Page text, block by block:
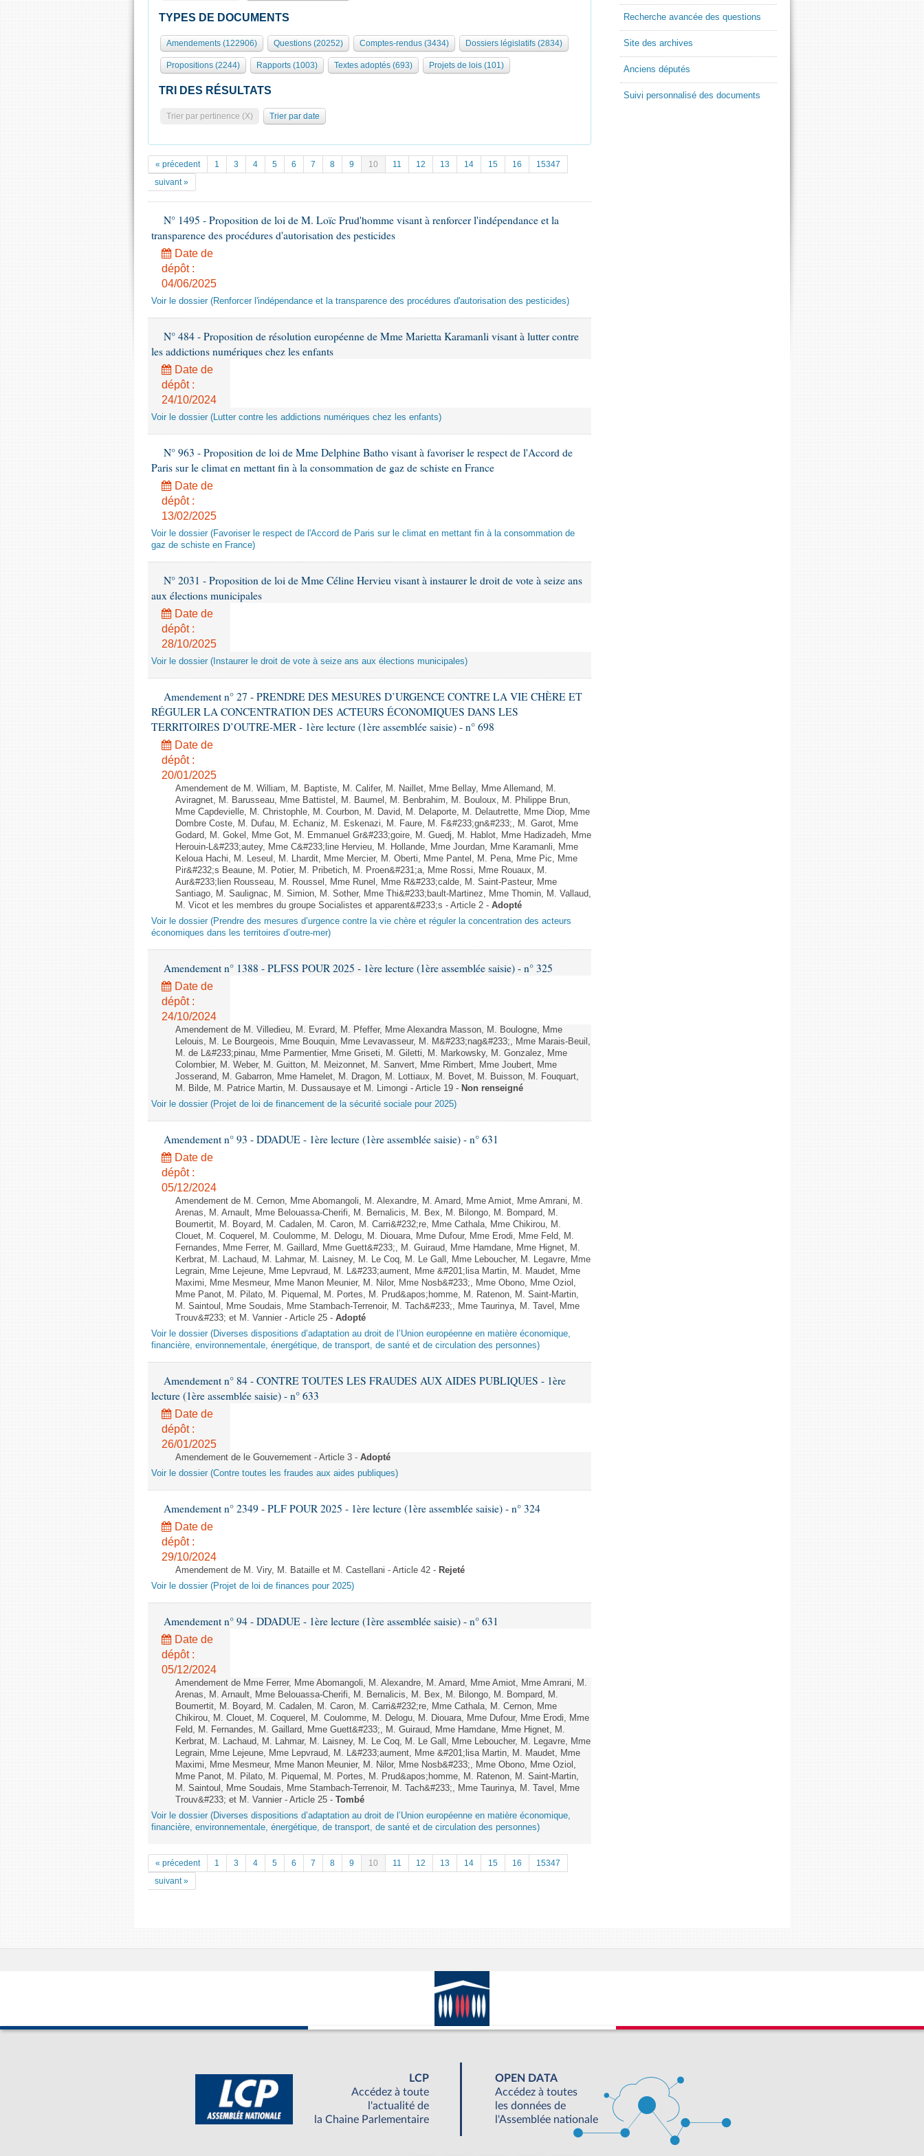
TYPES DE DOCUMENTS
Amendements (122906) Questions (20252) Comptes-rendus (3434) Dossiers législatifs (2834)
Propositions (2244) Rapports (1003) Textes adoptés (693) Projets de lois (101)
TRI DES RÉSULTATS
Trier par pertinence (X) Trier par date
« précedent 1 3 4 5 6 7 8 9 10 11 12 13 14 15 16
15347
suivant »
N° 1495 - Proposition de loi de M. Loïc Prud'homme visant à renforcer l'indépendance et la
transparence des procédures d'autorisation des pesticides
Date de
dépôt :
04/06/2025
Voir le dossier (Renforcer l'indépendance et la transparence des procédures d'autorisation des pesticides)
N° 484 - Proposition de résolution européenne de Mme Marietta Karamanli visant à lutter contre
les addictions numériques chez les enfants
Date de
dépôt :
24/10/2024
Voir le dossier (Lutter contre les addictions numériques chez les enfants)
N° 963 - Proposition de loi de Mme Delphine Batho visant à favoriser le respect de l'Accord de
Paris sur le climat en mettant fin à la consommation de gaz de schiste en France
Date de
dépôt :
13/02/2025
Voir le dossier (Favoriser le respect de l'Accord de Paris sur le climat en mettant fin à la consommation de
gaz de schiste en France)
N° 2031 - Proposition de loi de Mme Céline Hervieu visant à instaurer le droit de vote à seize ans
aux élections municipales
Date de
dépôt :
28/10/2025
Voir le dossier (Instaurer le droit de vote à seize ans aux élections municipales)
Amendement n° 27 - PRENDRE DES MESURES D’URGENCE CONTRE LA VIE CHÈRE ET
RÉGULER LA CONCENTRATION DES ACTEURS ÉCONOMIQUES DANS LES
TERRITOIRES D’OUTRE-MER - 1ère lecture (1ère assemblée saisie) - n° 698
Date de
dépôt :
20/01/2025
Amendement de M. William, M. Baptiste, M. Califer, M. Naillet, Mme Bellay, Mme Allemand, M.
Aviragnet, M. Barusseau, Mme Battistel, M. Baumel, M. Benbrahim, M. Bouloux, M. Philippe Brun,
Mme Capdevielle, M. Christophle, M. Courbon, M. David, M. Delaporte, M. Delautrette, Mme Diop, Mme
Dombre Coste, M. Dufau, M. Echaniz, M. Eskenazi, M. Faure, M. F&#233;gn&#233;, M. Garot, Mme
Godard, M. Gokel, Mme Got, M. Emmanuel Gr&#233;goire, M. Guedj, M. Hablot, Mme Hadizadeh, Mme
Herouin-L&#233;autey, Mme C&#233;line Hervieu, M. Hollande, Mme Jourdan, Mme Karamanli, Mme
Keloua Hachi, M. Leseul, M. Lhardit, Mme Mercier, M. Oberti, Mme Pantel, M. Pena, Mme Pic, Mme
Pir&#232;s Beaune, M. Potier, M. Pribetich, M. Proen&#231;a, Mme Rossi, Mme Rouaux, M.
Aur&#233;lien Rousseau, M. Roussel, Mme Runel, Mme R&#233;calde, M. Saint-Pasteur, Mme
Santiago, M. Saulignac, M. Simion, M. Sother, Mme Thi&#233;bault-Martinez, Mme Thomin, M. Vallaud,
M. Vicot et les membres du groupe Socialistes et apparent&#233;s - Article 2 - Adopté
Voir le dossier (Prendre des mesures d’urgence contre la vie chère et réguler la concentration des acteurs
économiques dans les territoires d’outre-mer)
Amendement n° 1388 - PLFSS POUR 2025 - 1ère lecture (1ère assemblée saisie) - n° 325
Date de
dépôt :
24/10/2024
Amendement de M. Villedieu, M. Evrard, M. Pfeffer, Mme Alexandra Masson, M. Boulogne, Mme
Lelouis, M. Le Bourgeois, Mme Bouquin, Mme Levavasseur, M. M&#233;nag&#233;, Mme Marais-Beuil,
M. de L&#233;pinau, Mme Parmentier, Mme Griseti, M. Giletti, M. Markowsky, M. Gonzalez, Mme
Colombier, M. Weber, M. Guitton, M. Meizonnet, M. Sanvert, Mme Rimbert, Mme Joubert, Mme
Josserand, M. Gabarron, Mme Hamelet, M. Dragon, M. Lottiaux, M. Bovet, M. Buisson, M. Fouquart,
M. Bilde, M. Patrice Martin, M. Dussausaye et M. Limongi - Article 19 - Non renseigné
Voir le dossier (Projet de loi de financement de la sécurité sociale pour 2025)
Amendement n° 93 - DDADUE - 1ère lecture (1ère assemblée saisie) - n° 631
Date de
dépôt :
05/12/2024
Amendement de M. Cernon, Mme Abomangoli, M. Alexandre, M. Amard, Mme Amiot, Mme Amrani, M.
Arenas, M. Arnault, Mme Belouassa-Cherifi, M. Bernalicis, M. Bex, M. Bilongo, M. Bompard, M.
Boumertit, M. Boyard, M. Cadalen, M. Caron, M. Carri&#232;re, Mme Cathala, Mme Chikirou, M.
Clouet, M. Coquerel, M. Coulomme, M. Delogu, M. Diouara, Mme Dufour, Mme Erodi, Mme Feld, M.
Fernandes, Mme Ferrer, M. Gaillard, Mme Guett&#233;, M. Guiraud, Mme Hamdane, Mme Hignet, M.
Kerbrat, M. Lachaud, M. Lahmar, M. Laisney, M. Le Coq, M. Le Gall, Mme Leboucher, M. Legavre, Mme
Legrain, Mme Lejeune, Mme Lepvraud, M. L&#233;aument, Mme &#201;lisa Martin, M. Maudet, Mme
Maximi, Mme Mesmeur, Mme Manon Meunier, M. Nilor, Mme Nosb&#233;, Mme Obono, Mme Oziol,
Mme Panot, M. Pilato, M. Piquemal, M. Portes, M. Prud&apos;homme, M. Ratenon, M. Saint-Martin,
M. Saintoul, Mme Soudais, Mme Stambach-Terrenoir, M. Tach&#233;, Mme Taurinya, M. Tavel, Mme
Trouv&#233; et M. Vannier - Article 25 - Adopté
Voir le dossier (Diverses dispositions d’adaptation au droit de l’Union européenne en matière économique,
financière, environnementale, énergétique, de transport, de santé et de circulation des personnes)
Amendement n° 84 - CONTRE TOUTES LES FRAUDES AUX AIDES PUBLIQUES - 1ère
lecture (1ère assemblée saisie) - n° 633
Date de
dépôt :
26/01/2025
Amendement de le Gouvernement - Article 3 - Adopté
Voir le dossier (Contre toutes les fraudes aux aides publiques)
Amendement n° 2349 - PLF POUR 2025 - 1ère lecture (1ère assemblée saisie) - n° 324
Date de
dépôt :
29/10/2024
Amendement de M. Viry, M. Bataille et M. Castellani - Article 42 - Rejeté
Voir le dossier (Projet de loi de finances pour 2025)
Amendement n° 94 - DDADUE - 1ère lecture (1ère assemblée saisie) - n° 631
Date de
dépôt :
05/12/2024
Amendement de Mme Ferrer, Mme Abomangoli, M. Alexandre, M. Amard, Mme Amiot, Mme Amrani, M.
Arenas, M. Arnault, Mme Belouassa-Cherifi, M. Bernalicis, M. Bex, M. Bilongo, M. Bompard, M.
Boumertit, M. Boyard, M. Cadalen, M. Caron, M. Carri&#232;re, Mme Cathala, M. Cernon, Mme
Chikirou, M. Clouet, M. Coquerel, M. Coulomme, M. Delogu, M. Diouara, Mme Dufour, Mme Erodi, Mme
Feld, M. Fernandes, M. Gaillard, Mme Guett&#233;, M. Guiraud, Mme Hamdane, Mme Hignet, M.
Kerbrat, M. Lachaud, M. Lahmar, M. Laisney, M. Le Coq, M. Le Gall, Mme Leboucher, M. Legavre, Mme
Legrain, Mme Lejeune, Mme Lepvraud, M. L&#233;aument, Mme &#201;lisa Martin, M. Maudet, Mme
Maximi, Mme Mesmeur, Mme Manon Meunier, M. Nilor, Mme Nosb&#233;, Mme Obono, Mme Oziol,
Mme Panot, M. Pilato, M. Piquemal, M. Portes, M. Prud&apos;homme, M. Ratenon, M. Saint-Martin,
M. Saintoul, Mme Soudais, Mme Stambach-Terrenoir, M. Tach&#233;, Mme Taurinya, M. Tavel, Mme
Trouv&#233; et M. Vannier - Article 25 - Tombé
Voir le dossier (Diverses dispositions d’adaptation au droit de l’Union européenne en matière économique,
financière, environnementale, énergétique, de transport, de santé et de circulation des personnes)
« précedent 1 3 4 5 6 7 8 9 10 11 12 13 14 15 16
15347
suivant »
Recherche avancée des questions
Site des archives
Anciens députés
Suivi personnalisé des documents
LCP
Accédez à toute
l'actualité de
la Chaine Parlementaire
OPEN DATA
Accédez à toutes
les données de
l'Assemblée nationale